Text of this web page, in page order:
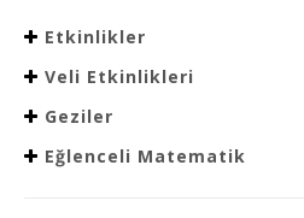
Etkinlikler
Veli Etkinlikleri
Geziler
Eğlenceli Matematik